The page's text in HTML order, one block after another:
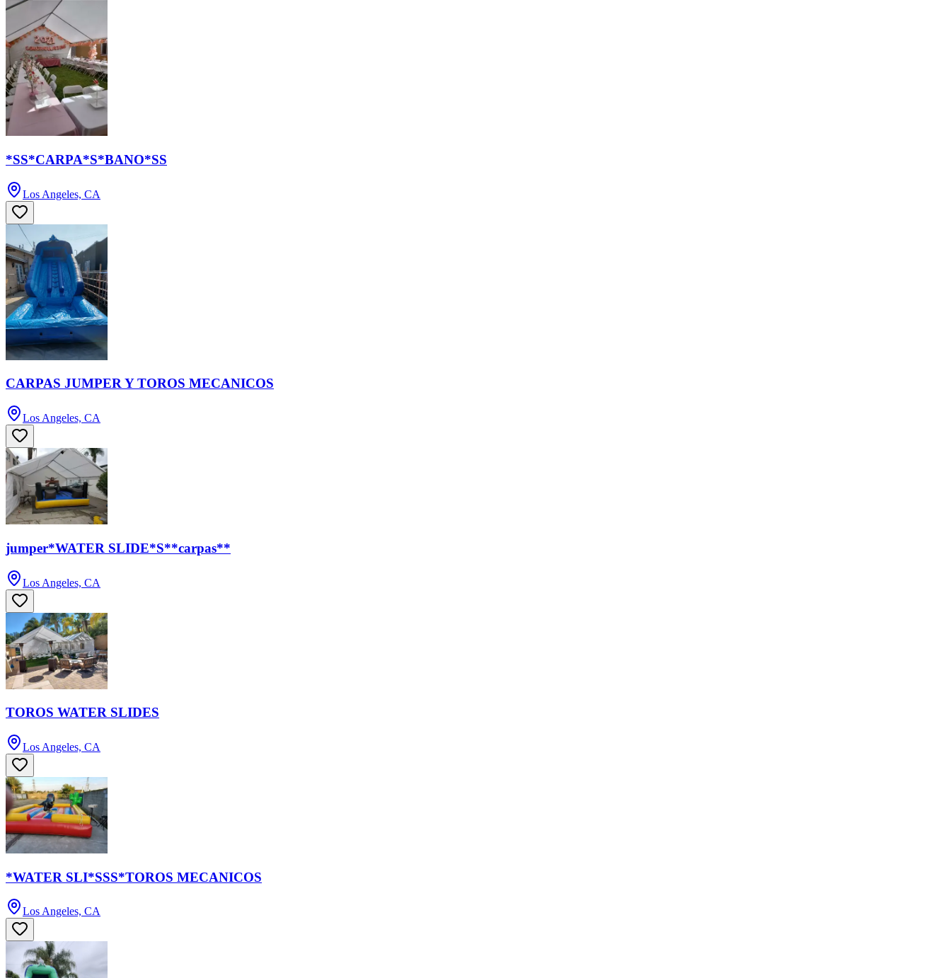
*SS*CARPA*S*BANO*SS
Los Angeles, CA
CARPAS JUMPER Y TOROS MECANICOS
Los Angeles, CA
jumper*WATER SLIDE*S**carpas**
Los Angeles, CA
TOROS WATER SLIDES
Los Angeles, CA
*WATER SLI*SSS*TOROS MECANICOS
Los Angeles, CA